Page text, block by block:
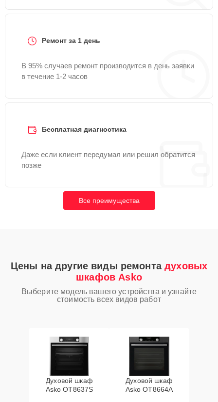
Ремонт за 1 день
В 95% случаев ремонт производится в день заявки
в течение 1-2 часов
Бесплатная диагностика
Даже если клиент передумал или решил обратится
позже
Все преимущества
Цены на другие виды ремонтадуховых
шкафов Asko
Выберите модель вашего устройства и узнайте
стоимость всех видов работ
Духовой шкаф
Asko OT8637S
Духовой шкаф
Asko OT8664A